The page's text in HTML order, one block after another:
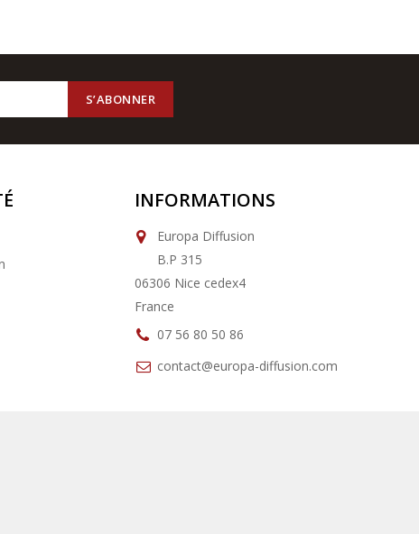
INFORMATIONS
Europa Diffusion
B.P 315
06306 Nice cedex4
France
07 56 80 50 86
contact@europa-diffusion.com